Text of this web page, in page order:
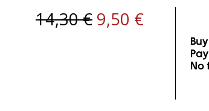
14,30€ 9,50 €